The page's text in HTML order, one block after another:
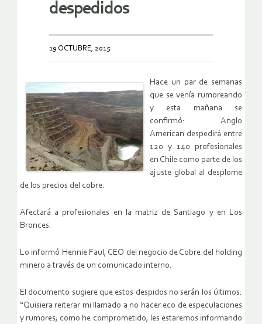
despedidos
19 OCTUBRE, 2015
Hace un par de semanas
que se venía rumoreando
y esta mañana se
confirmó: Anglo
American despedirá entre
120 y 140 profesionales
en Chile como parte de los
ajuste global al desplome
de los precios del cobre.
Afectará a profesionales en la matriz de Santiago y en Los
Bronces.
Lo informó Hennie Faul, CEO del negocio de Cobre del holding
minero a través de un comunicado interno.
El documento sugiere que estos despidos no serán los últimos:
“Quisiera reiterar mi llamado a no hacer eco de especulaciones
y rumores; como he comprometido, les estaremos informando